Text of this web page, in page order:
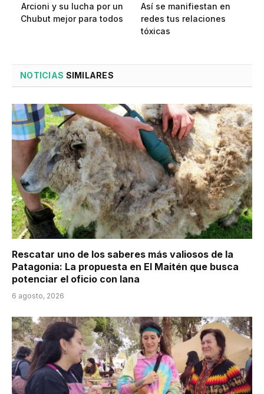
Arcioni y su lucha por un
Chubut mejor para todos
Así se manifiestan en
redes tus relaciones
tóxicas
NOTICIAS SIMILARES
Rescatar uno de los saberes más valiosos de la
Patagonia: La propuesta en El Maitén que busca
potenciar el oficio con lana
6 agosto, 2026